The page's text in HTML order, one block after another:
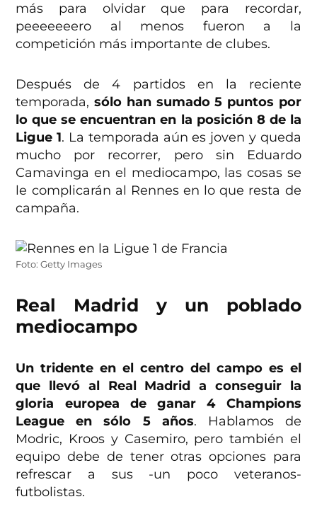
más para olvidar que para recordar,
peeeeeeero al menos fueron a la
competición más importante de clubes.
Después de 4 partidos en la reciente
temporada,sólo han sumado 5 puntos por
lo que se encuentran en la posición 8 de la
Ligue 1. La temporada aún es joven y queda
mucho por recorrer, pero sin Eduardo
Camavinga en el mediocampo, las cosas se
le complicarán al Rennes en lo que resta de
campaña.
Foto: Getty Images
Real Madrid y un poblado
mediocampo
Un tridente en el centro del campo es el
que llevó al Real Madrid a conseguir la
gloria europea de ganar 4 Champions
League en sólo 5 años. Hablamos de
Modric, Kroos y Casemiro, pero también el
equipo debe de tener otras opciones para
refrescar a sus -un poco veteranos-
futbolistas.